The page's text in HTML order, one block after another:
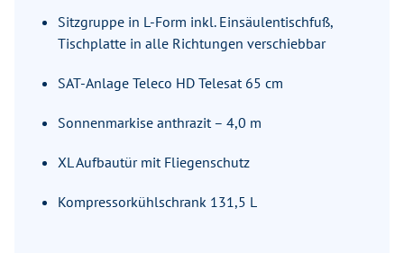
Sitzgruppe in L-Form inkl. Einsäulentischfuß,
Tischplatte in alle Richtungen verschiebbar
SAT-Anlage Teleco HD Telesat 65 cm
Sonnenmarkise anthrazit – 4,0 m
XL Aufbautür mit Fliegenschutz
Kompressorkühlschrank 131,5 L